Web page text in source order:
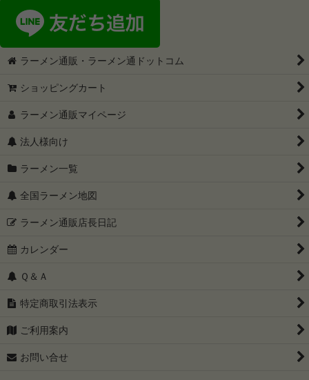
ラーメン通販・ラーメン通ドットコム
ショッピングカート
ラーメン通販マイページ
法人様向け
ラーメン一覧
全国ラーメン地図
ラーメン通販店長日記
カレンダー
Ｑ＆Ａ
特定商取引法表示
ご利用案内
お問い合せ